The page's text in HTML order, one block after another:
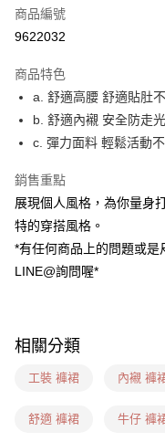
超商取貨付款
ATM付款
貨到付款
運送方式
貨到付款
每筆NT$60，滿NT$999(
全家(信用卡、多元支付)
每筆NT$60，滿
7-11(信用卡、多元支付)
商品編號
9622032
商品特色
a. 舒適高腰 舒適貼肚
b. 舒適內襯 安全防走光
c. 彈力面料 輕鬆活動
銷售重點
展現個人風格，為你量身
特的穿搭風格。
*有任何商品上的問題或是
LINE@詢問喔*
相關分類
工裝 褲裙 內襯 褲
舒適 褲裙 牛仔 褲